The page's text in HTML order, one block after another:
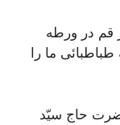
قم در ورطه
ما را
حاج سيّد